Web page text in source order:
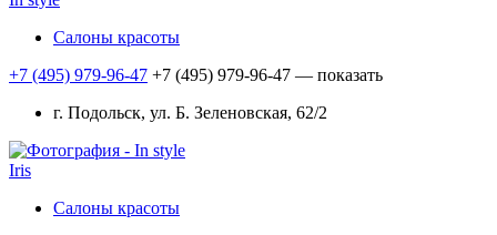
Салоны красоты
+7 (495) 979-96-47 +7 (495) 979-96-47 — показать
г. Подольск, ул. Б. Зеленовская, 62/2
Iris
Салоны красоты